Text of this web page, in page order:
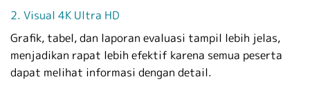
2. Visual 4K Ultra HD
Grafik, tabel, dan laporan evaluasi tampil lebih jelas,
menjadikan rapat lebih efektif karena semua peserta
dapat melihat informasi dengan detail.